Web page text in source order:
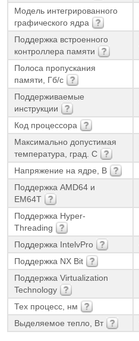
Модель интегрированного
графического ядра
Поддержка встроенного
контроллера памяти
Полоса пропускания
памяти, Гб/с
Поддерживаемые
инструкции
Код процессора
Максимально допустимая
температура, град. С
Напряжение на ядре, В
Поддержка AMD64 и
EM64T
Поддержка Hyper-
Threading
Поддержка IntelvPro
Поддержка NX Bit
Поддержка Virtualization
Technology
Тех процесс, нм
Выделяемое тепло, Вт